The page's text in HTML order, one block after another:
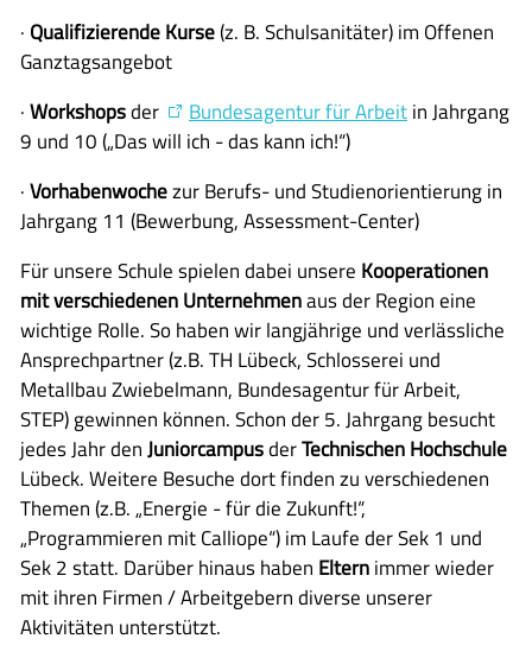
· Qualifizierende Kurse(z. B. Schulsanitäter) im Offenen
Ganztagsangebot
·Workshopsder Bundesagentur für Arbeitin Jahrgang
9 und 10 („Das will ich - das kann ich!“)
·Vorhabenwochezur Berufs- und Studienorientierung in
Jahrgang 11 (Bewerbung, Assessment-Center)
Für unsere Schule spielen dabei unsere Kooperationen
mit verschiedenen Unternehmenaus der Region eine
wichtige Rolle. So haben wir langjährige und verlässliche
Ansprechpartner (z.B. TH Lübeck, Schlosserei und
Metallbau Zwiebelmann, Bundesagentur für Arbeit,
STEP) gewinnen können. Schon der 5. Jahrgang besucht
jedes Jahr denJuniorcampusderTechnischen Hochschule
Lübeck. Weitere Besuche dort finden zu verschiedenen
Themen (z.B. „Energie - für die Zukunft!“,
„Programmieren mit Calliope“) im Laufe der Sek 1 und
Sek 2 statt. Darüber hinaus haben Elternimmer wieder
mit ihren Firmen / Arbeitgebern diverse unserer
Aktivitäten unterstützt.